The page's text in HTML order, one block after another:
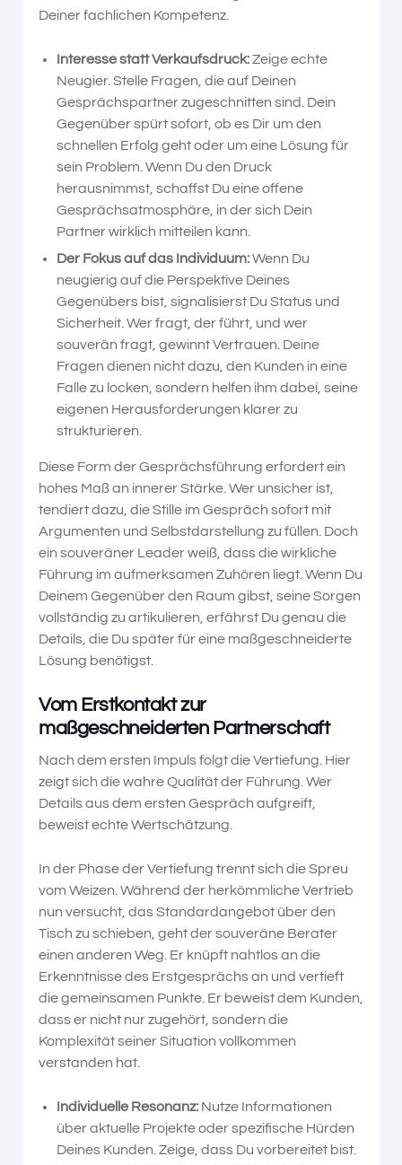
Deiner fachlichen Kompetenz.
Interesse statt Verkaufsdruck:Zeige echte
Neugier. Stelle Fragen, die auf Deinen
Gesprächspartner zugeschnitten sind. Dein
Gegenüber spürt sofort, ob es Dir um den
schnellen Erfolg geht oder um eine Lösung für
sein Problem. Wenn Du den Druck
herausnimmst, schaffst Du eine offene
Gesprächsatmosphäre, in der sich Dein
Partner wirklich mitteilen kann.
Der Fokus auf das Individuum:Wenn Du
neugierig auf die Perspektive Deines
Gegenübers bist, signalisierst Du Status und
Sicherheit. Wer fragt, der führt, und wer
souverän fragt, gewinnt Vertrauen. Deine
Fragen dienen nicht dazu, den Kunden in eine
Falle zu locken, sondern helfen ihm dabei, seine
eigenen Herausforderungen klarer zu
strukturieren.
Diese Form der Gesprächsführung erfordert ein
hohes Maß an innerer Stärke. Wer unsicher ist,
tendiert dazu, die Stille im Gespräch sofort mit
Argumenten und Selbstdarstellung zu füllen. Doch
ein souveräner Leader weiß, dass die wirkliche
Führung im aufmerksamen Zuhören liegt. Wenn Du
Deinem Gegenüber den Raum gibst, seine Sorgen
vollständig zu artikulieren, erfährst Du genau die
Details, die Du später für eine maßgeschneiderte
Lösung benötigst.
Vom Erstkontakt zur
maßgeschneiderten Partnerschaft
Nach dem ersten Impuls folgt die Vertiefung. Hier
zeigt sich die wahre Qualität der Führung. Wer
Details aus dem ersten Gespräch aufgreift,
beweist echte Wertschätzung.
In der Phase der Vertiefung trennt sich die Spreu
vom Weizen. Während der herkömmliche Vertrieb
nun versucht, das Standardangebot über den
Tisch zu schieben, geht der souveräne Berater
einen anderen Weg. Er knüpft nahtlos an die
Erkenntnisse des Erstgesprächs an und vertieft
die gemeinsamen Punkte. Er beweist dem Kunden,
dass er nicht nur zugehört, sondern die
Komplexität seiner Situation vollkommen
verstanden hat.
Individuelle Resonanz: Nutze Informationen
über aktuelle Projekte oder spezifische Hürden
Deines Kunden. Zeige, dass Du vorbereitet bist.